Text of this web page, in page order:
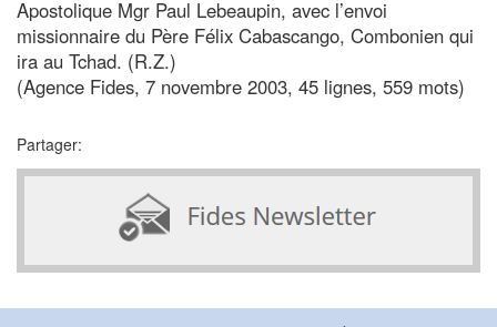
Apostolique Mgr Paul Lebeaupin, avec l’envoi
missionnaire du Père Félix Cabascango, Combonien qui
ira au Tchad. (R.Z.)
(Agence Fides, 7 novembre 2003, 45 lignes, 559 mots)
Partager: